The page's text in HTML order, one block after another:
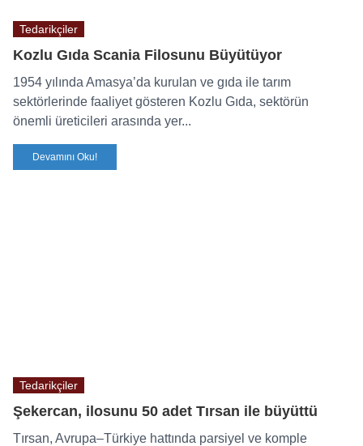
Tedarikçiler
Kozlu Gıda Scania Filosunu Büyütüyor
1954 yılında Amasya’da kurulan ve gıda ile tarım
sektörlerinde faaliyet gösteren Kozlu Gıda, sektörün
önemli üreticileri arasında yer...
Devamını Oku!
Tedarikçiler
Şekercan, ilosunu 50 adet Tırsan ile büyüttü
Tırsan, Avrupa–Türkiye hattında parsiyel ve komple